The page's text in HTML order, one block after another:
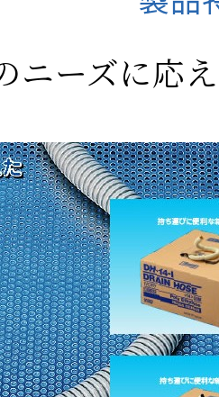
ニーズに応